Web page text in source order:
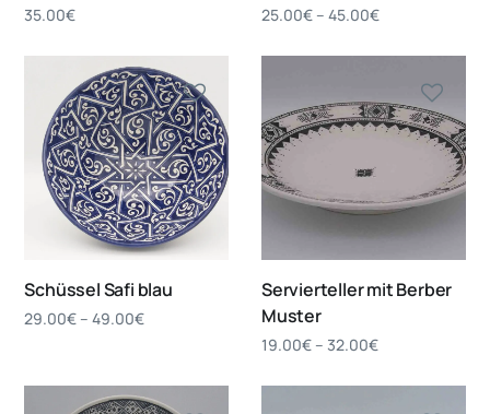
35.00€ 25.00€ – 45.00€
Schüssel Safi blau
29.00€ –49.00€
Servierteller mit Berber
Muster
19.00€ – 32.00€